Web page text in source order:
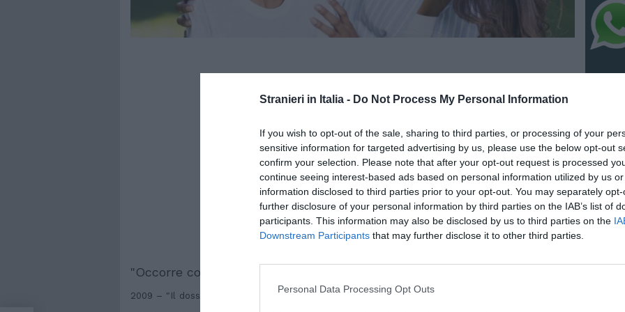
Stranieri in Italia - Do Not Process My Personal Information
If you wish to opt-out of the sale, sharing to third parties, or processing of your
sensitive information for targeted advertising by us, please use the below opt-out
confirm your selection. Please note that after your opt-out request is processed
continue seeing interest-based ads based on personal information utilized by us
information disclosed to third parties prior to your opt-out. You may separately
further disclosure of your personal information by third parties on the IAB’s list of
participants. This information may also be disclosed by us to third parties on the
Downstream Participants that may further disclose it to other third parties.
Personal Data Processing Opt Outs
"Occorre combattere efficacemente l’immigrazione illegale"
2009 – "Il dossier immigrazione non può essere affrontato soltanto in un contesto di sicurezza
“Fari
posto
4
3